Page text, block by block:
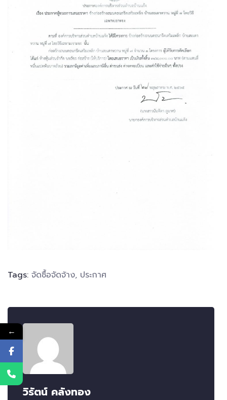
Tags: จัดซื้อจัดจ้าง, ประกาศ
วิรัตน์ คลังทอง
←